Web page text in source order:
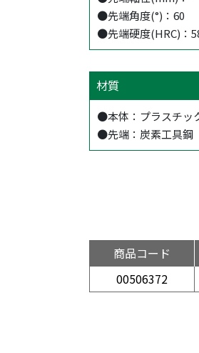
●先端角度(°)：60
●先端硬度(HRC)：
材質
●本体：プラスチッ
●先端：炭素工具鋼
商品コード
00506372